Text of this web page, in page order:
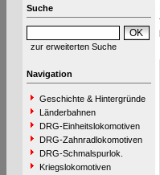
Suche
zur erweiterten Suche
Navigation
Geschichte & Hintergründe
Länderbahnen
DRG-Einheitslokomotiven
DRG-Zahnradlokomotiven
DRG-Schmalspurlok.
Kriegslokomotiven